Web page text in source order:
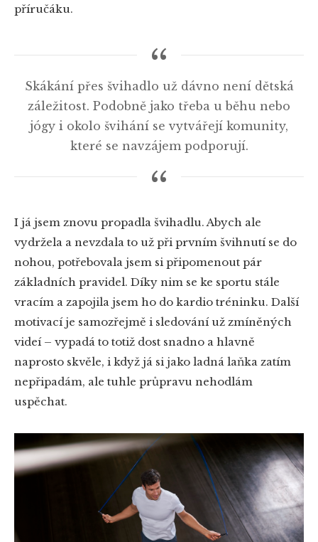
příručáku.
Skákání přes švihadlo už dávno není dětská
záležitost. Podobně jako třeba u běhu nebo
jógy i okolo švihání se vytvářejí komunity,
které se navzájem podporují.
I já jsem znovu propadla švihadlu. Abych ale
vydržela a nevzdala to už při prvním švihnutí se do
nohou, potřebovala jsem si připomenout pár
základních pravidel. Díky nim se ke sportu stále
vracím a zapojila jsem ho do kardio tréninku. Další
motivací je samozřejmě i sledování už zmíněných
videí – vypadá to totiž dost snadno a hlavně
naprosto skvěle, i když já si jako ladná laňka zatím
nepřipadám, ale tuhle průpravu nehodlám
uspěchat.